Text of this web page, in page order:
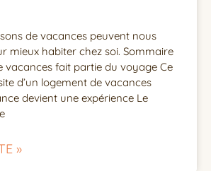
de vacances peuvent nous
mieux habiter chez soi. Sommaire
vacances fait partie du voyage Ce
d’un logement de vacances
devient une expérience Le
»